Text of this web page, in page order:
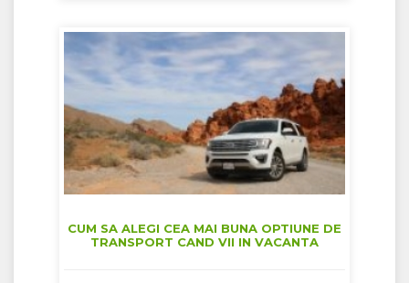
CUM SA ALEGI CEA MAI BUNA OPTIUNE DE
TRANSPORT CAND VII IN VACANTA